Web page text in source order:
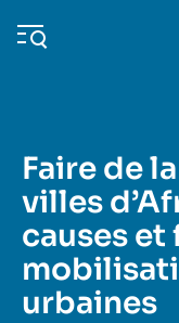
au
contenu
Navigation
principale
L'Ifri
Analyses
Faire de
villes
causes et
urbaines